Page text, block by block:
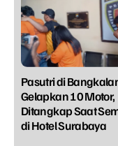
Pasutri di
Gelapkan 10 Motor,
Ditangkap Saat
di Hotel Surabaya